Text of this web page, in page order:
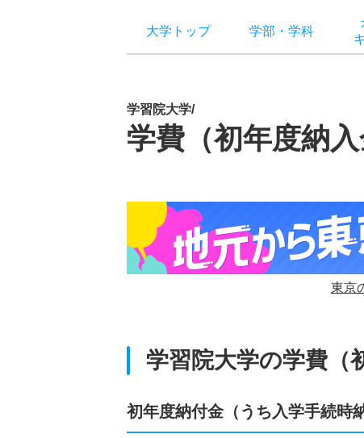
大学トップ 学部 ・ 学科
学習院大学/
学費（初年度納
東京
学習院大学の学費（
初年度納付金（うち入学手続時